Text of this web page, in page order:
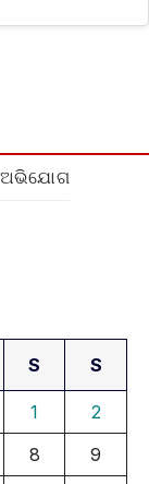
ଅଭିଯୋଗ
S S
1
2
8
9